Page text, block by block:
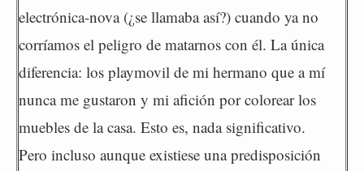
electrónica-nova (¿se llamaba así?) cuando ya no
corríamos el peligro de matarnos con él. La única
diferencia: los playmovil de mi hermano que a mí
nunca me gustaron y mi afición por colorear los
muebles de la casa. Esto es, nada significativo.
Pero incluso aunque existiese una predisposición